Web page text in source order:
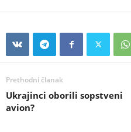
Prethodni članak
Ukrajinci oborili sopstveni
avion?